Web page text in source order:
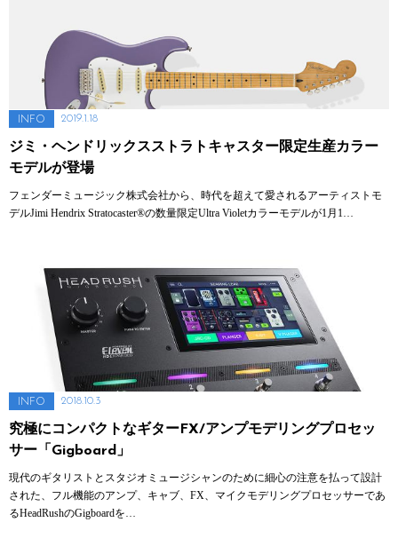
INFO 2019.1.18
ジミ・ヘンドリックスストラトキャスター限定生産カラー
モデルが登場
フェンダーミュージック株式会社から、時代を超えて愛されるアーティストモ
デルJimi Hendrix Stratocaster®の数量限定Ultra Violetカラーモデルが1月1…
INFO 2018.10.3
究極にコンパクトなギターFX/アンプモデリングプロセッ
サー「Gigboard」
現代のギタリストとスタジオミュージシャンのために細心の注意を払って設計
された、フル機能のアンプ、キャブ、FX、マイクモデリングプロセッサーであ
るHeadRushのGigboardを…